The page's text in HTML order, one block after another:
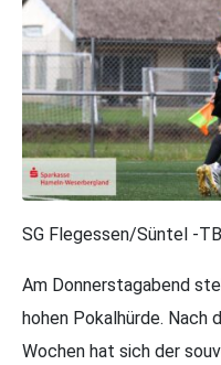
SG Flegessen/Süntel -
Am Donnerstagabend
hohen Pokalhürde. Nach
Wochen hat sich der